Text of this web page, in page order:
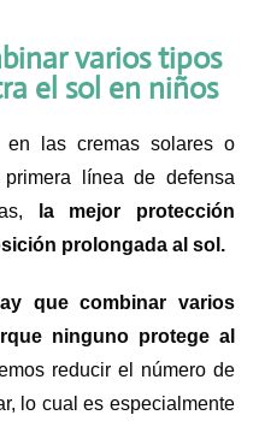
varios tipos
el sol en niños
en las cremas solares o
línea de defensa
la mejor protección
prolongada al sol.
que combinar varios
ninguno protege al
reducir el número de
lo cual es especialmente